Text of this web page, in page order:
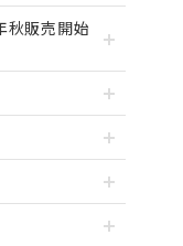
販売開始